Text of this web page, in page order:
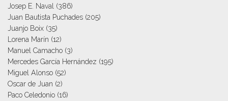
Josep E. Naval
(386)
Juan Bautista Puchades (205)
Juanjo Boix (35)
Lorena Marín (12)
Manuel Camacho (3)
Mercedes García Hernández (195)
Miguel Alonso (52)
Oscar de Juan (2)
Paco Celedonio (16)